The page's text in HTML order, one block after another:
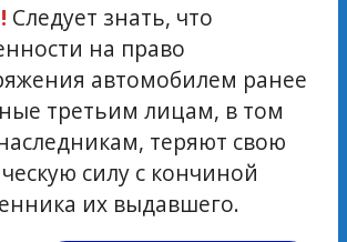
Следует знать, что
на право
автомобилем ранее
третьим лицам, в том
теряют свою
силу с кончиной
их выдавшего.